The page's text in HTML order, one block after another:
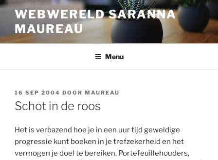
Ga
inhoud
WEBWERELD SARANNA
MAUREAU
Menu
GEPLAATST
OP
16 SEP 2004 DOOR MAUREAU
Schot in de roos
Het is verbazend hoe je in een uur tijd geweldige
progressie kunt boeken in je trefzekerheid en het
vermogen je doel te bereiken. Portefeuillehouders,